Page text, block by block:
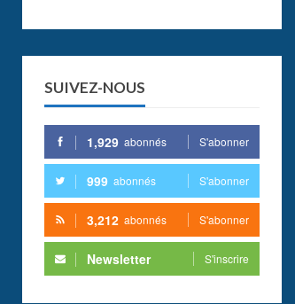
SUIVEZ-NOUS
1,929 abonnés S'abonner
999 abonnés S'abonner
3,212 abonnés S'abonner
Newsletter S'inscrire